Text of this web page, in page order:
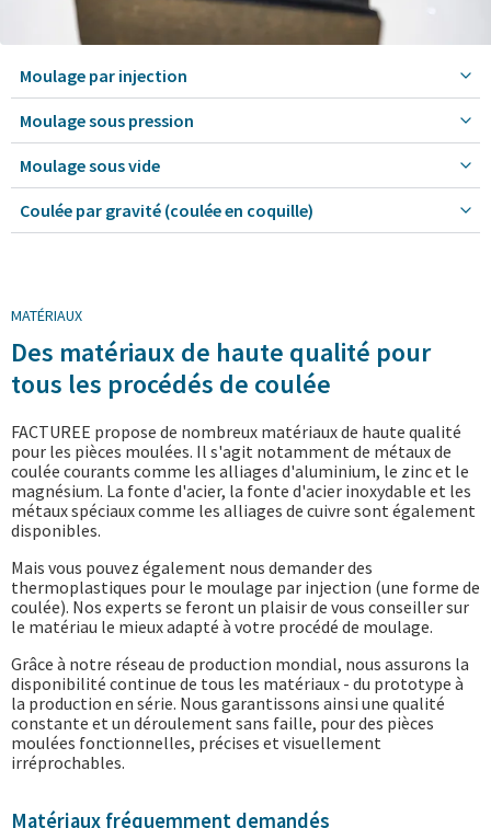
Moulage par injection
Moulage sous pression
Moulage sous vide
Coulée par gravité (coulée en coquille)
MATÉRIAUX
Des matériaux de haute qualité pour
tous les procédés de coulée
FACTUREE propose de nombreux matériaux de haute qualité
pour les pièces moulées. Il s'agit notamment de métaux de
coulée courants comme les alliages d'aluminium, le zinc et le
magnésium. La fonte d'acier, la fonte d'acier inoxydable et les
métaux spéciaux comme les alliages de cuivre sont également
disponibles.
Mais vous pouvez également nous demander des
thermoplastiques pour le moulage par injection (une forme de
coulée). Nos experts se feront un plaisir de vous conseiller sur
le matériau le mieux adapté à votre procédé de moulage.
Grâce à notre réseau de production mondial, nous assurons la
disponibilité continue de tous les matériaux - du prototype à
la production en série. Nous garantissons ainsi une qualité
constante et un déroulement sans faille, pour des pièces
moulées fonctionnelles, précises et visuellement
irréprochables.
Matériaux fréquemment demandés